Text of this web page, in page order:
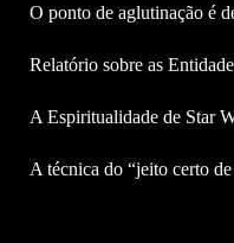
O ponto de aglutinação é
Relatório sobre as
A Espiritualidade de Star
A técnica do “jeito certo